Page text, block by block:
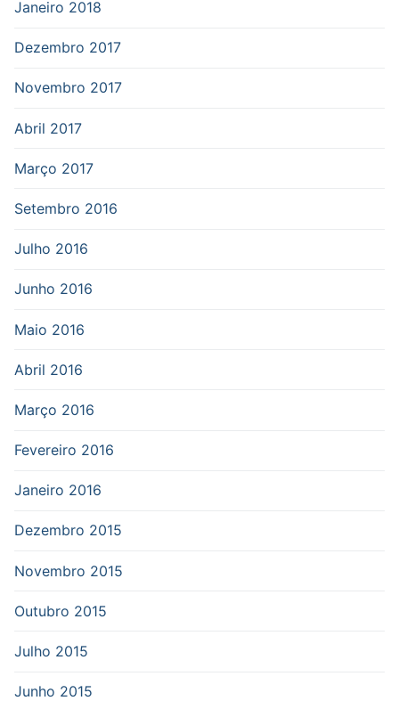
Janeiro 2018
Dezembro 2017
Novembro 2017
Abril 2017
Março 2017
Setembro 2016
Julho 2016
Junho 2016
Maio 2016
Abril 2016
Março 2016
Fevereiro 2016
Janeiro 2016
Dezembro 2015
Novembro 2015
Outubro 2015
Julho 2015
Junho 2015